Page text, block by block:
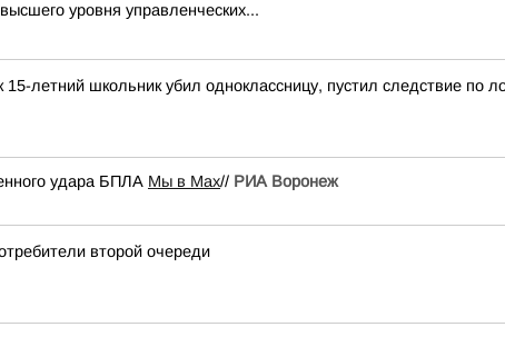
уровня управленческих...
летний школьник убил одноклассницу, пустил следствие по
удара БПЛА Мы в Мах// РИА Воронеж
второй очереди